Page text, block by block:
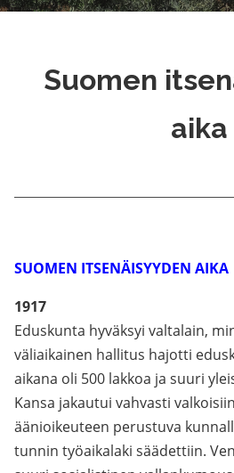
Suomen
aika
SUOMEN ITSENÄISYYDEN AIKA
1917
Eduskunta hyväksyi valtalain,
väliaikainen hallitus hajotti
aikana oli 500 lakkoa ja suuri
Kansa jakautui vahvasti
äänioikeuteen perustuva
tunnin työaikalaki säädettiin.